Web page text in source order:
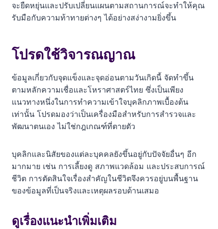
จะยืดหยุ่นและปรับเปลี่ยนแผนตามสถานการณ์จะทำให้คุณ
รับมือกับความท้าทายต่างๆ ได้อย่างสง่างามยิ่งขึ้น
โปรดใช้วิจารณญาณ
ข้อมูลเกี่ยวกับจุดแข็งและจุดอ่อนตามวันเกิดนี้ จัดทำขึ้น
ตามหลักความเชื่อและโหราศาสตร์ไทย ซึ่งเป็นเพียง
แนวทางหนึ่งในการทำความเข้าใจบุคลิกภาพเบื้องต้น
เท่านั้น โปรดมองว่าเป็นเครื่องมือสำหรับการสำรวจและ
พัฒนาตนเอง ไม่ใช่กฎเกณฑ์ที่ตายตัว
บุคลิกและนิสัยของแต่ละบุคคลยังขึ้นอยู่กับปัจจัยอื่นๆ อีก
มากมาย เช่น การเลี้ยงดู สภาพแวดล้อม และประสบการณ์
ชีวิต การตัดสินใจเรื่องสำคัญในชีวิตจึงควรอยู่บนพื้นฐาน
ของข้อมูลที่เป็นจริงและเหตุผลรอบด้านเสมอ
ดูเรื่องแนะนำเพิ่มเติม